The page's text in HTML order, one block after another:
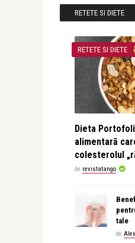
RETETE SI DIETE
RETETE SI DIETE
Dieta
alimentară
colesterolul
de revistatango
tale
de